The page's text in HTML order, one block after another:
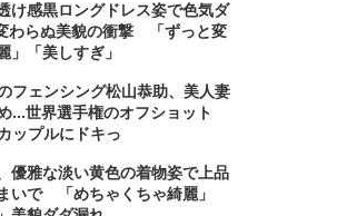
け感黒ロングドレス姿で色気ダ
わらぬ美貌の衝撃 「ずっと変
」「美しすぎ」
フェンシング松山恭助、美人妻
...世界選手権のオフショット
ップルにドキっ
優雅な淡い黄色の着物姿で上品
いで 「めちゃくちゃ綺麗」